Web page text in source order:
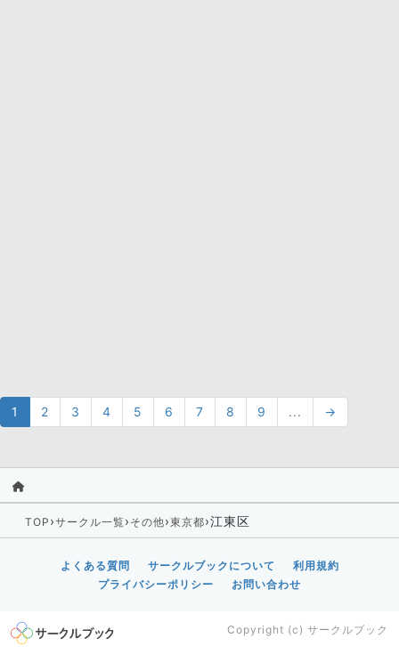
1 2 3 4 5 6 7 8 9 ... →
TOP ›サークル一覧› その他›東京都›江東区
よくある質問 サークルブックについて
利用規約
プライバシーポリシー
お問い合わせ
Copyright (c) サークルブック